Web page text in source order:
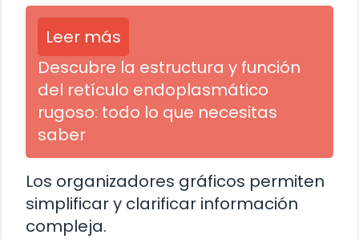
Leer más
Descubre la estructura y función
del retículo endoplasmático
rugoso: todo lo que necesitas
saber
Los organizadores gráficos permiten
simplificar y clarificar información
compleja.